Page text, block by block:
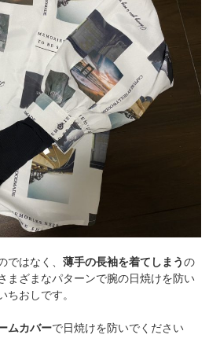
ではなく、 薄手の長袖を着てしまうの
まざまなパターンで腕の日焼けを防い
ちおしです。
ムカバーで日焼けを防いでください